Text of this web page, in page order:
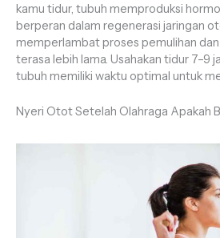
kamu tidur, tubuh memproduksi
berperan dalam regenerasi jaringan
memperlambat proses pemulihan
terasa lebih lama. Usahakan tidur 7–9
tubuh memiliki waktu optimal untuk
Nyeri Otot Setelah Olahraga Apakah